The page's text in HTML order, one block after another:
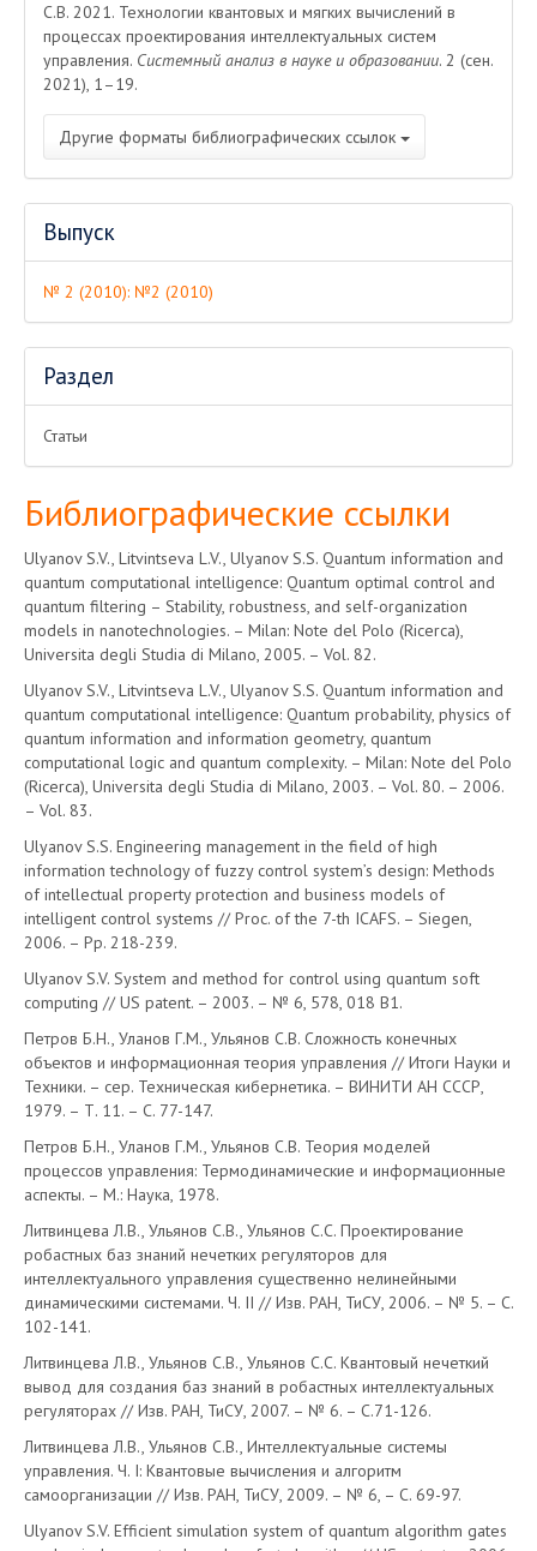
С.В. 2021. Технологии квантовых и мягких вычислений в
процессах проектирования интеллектуальных систем
управления. Системный анализ в науке и образовании. 2 (сен.
2021), 1–19.
Другие форматы библиографических ссылок
Выпуск
№ 2 (2010): №2 (2010)
Раздел
Статьи
Библиографические ссылки
Ulyanov S.V., Litvintseva L.V., Ulyanov S.S. Quantum information and
quantum computational intelligence: Quantum optimal control and
quantum filtering – Stability, robustness, and self-organization
models in nanotechnologies. – Milan: Note del Polo (Ricerca),
Universita degli Studia di Milano, 2005. – Vol. 82.
Ulyanov S.V., Litvintseva L.V., Ulyanov S.S. Quantum information and
quantum computational intelligence: Quantum probability, physics of
quantum information and information geometry, quantum
computational logic and quantum complexity. – Milan: Note del Polo
(Ricerca), Universita degli Studia di Milano, 2003. – Vol. 80. – 2006.
– Vol. 83.
Ulyanov S.S. Engineering management in the field of high
information technology of fuzzy control system’s design: Methods
of intellectual property protection and business models of
intelligent control systems // Proc. of the 7-th ICAFS. – Siegen,
2006. – Pp. 218-239.
Ulyanov S.V. System and method for control using quantum soft
computing // US patent. – 2003. – № 6, 578, 018 B1.
Петров Б.Н., Уланов Г.М., Ульянов С.В. Сложность конечных
объектов и информационная теория управления // Итоги Науки и
Техники. – сер. Техническая кибернетика. – ВИНИТИ АН СССР,
1979. – Т. 11. – С. 77-147.
Петров Б.Н., Уланов Г.М., Ульянов С.В. Теория моделей
процессов управления: Термодинамические и информационные
аспекты. – М.: Наука, 1978.
Литвинцева Л.В., Ульянов С.В., Ульянов С.С. Проектирование
робастных баз знаний нечетких регуляторов для
интеллектуального управления существенно нелинейными
динамическими системами. Ч. II // Изв. РАН, ТиСУ, 2006. – № 5. – С.
102-141.
Литвинцева Л.В., Ульянов С.В., Ульянов С.С. Квантовый нечеткий
вывод для создания баз знаний в робастных интеллектуальных
регуляторах // Изв. РАН, ТиСУ, 2007. – № 6. – С.71-126.
Литвинцева Л.В., Ульянов С.В., Интеллектуальные системы
управления. Ч. I: Квантовые вычисления и алгоритм
самоорганизации // Изв. РАН, ТиСУ, 2009. – № 6, – С. 69-97.
Ulyanov S.V. Efficient simulation system of quantum algorithm gates